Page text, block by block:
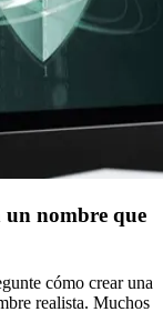
un nombre que
cómo crear una
realista. Muchos